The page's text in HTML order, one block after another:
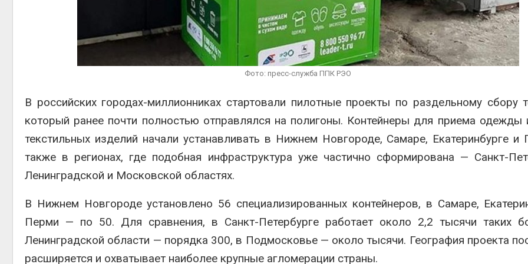
Фото: пресс-служба ППК РЭО
В российских городах-миллионниках стартовали пилотные проекты по раздельному сбору
который ранее почти полностью отправлялся на полигоны. Контейнеры для приема одежды
текстильных изделий начали устанавливать в Нижнем Новгороде, Самаре, Екатеринбурге и
также в регионах, где подобная инфраструктура уже частично сформирована — Санкт-
Ленинградской и Московской областях.
В Нижнем Новгороде установлено 56 специализированных контейнеров, в Самаре,
Перми — по 50. Для сравнения, в Санкт-Петербурге работает около 2,2 тысячи таких
Ленинградской области — порядка 300, в Подмосковье — около тысячи. География проекта
расширяется и охватывает наиболее крупные агломерации страны.
ограничивает загрузку
судов из-за дефицита
пресной воды
Авг 6, 2026
В китайской провинции
Авг 6, 2026
увеличить вложения в
защиту природы на фоне
роста ущерба от пожаров
Дом из старых шин
может обходиться без
Авг 7, 2026
пены
Авг 7, 2026
Названы
России